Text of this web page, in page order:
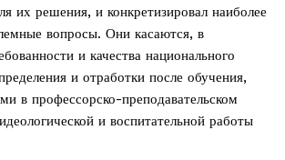
их решения, и конкретизировал наиболее
вопросы. Они касаются, в
и качества национального
и отработки после обучения,
в профессорско-преподавательском
и воспитательной работы